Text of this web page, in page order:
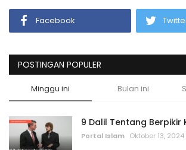
Facebook
POSTINGAN POPULER
Minggu ini Bulan ini
9 Dalil Tentang Berpikir
Portal Islam Oktober 13, 2024